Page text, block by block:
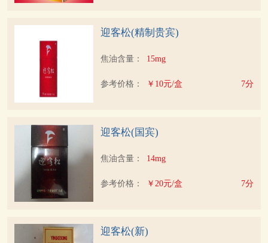
迎客松(精制贵宾)
焦油含量： 15mg
参考价格： ￥10元/盒 7分
迎客松(国宾)
焦油含量： 14mg
参考价格： ￥20元/盒 7分
迎客松(新)